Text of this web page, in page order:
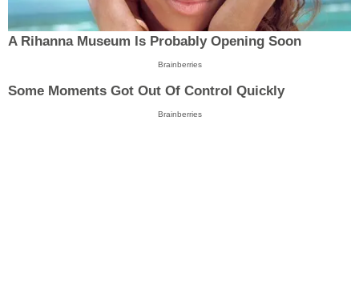
A Rihanna Museum Is Probably Opening Soon
Brainberries
Some Moments Got Out Of Control Quickly
Brainberries